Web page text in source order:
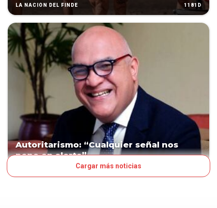
LA NACIÓN DEL FINDE 1181D
Autoritarismo: “Cualquier señal nos
pone en alerta”
Cargar más noticias